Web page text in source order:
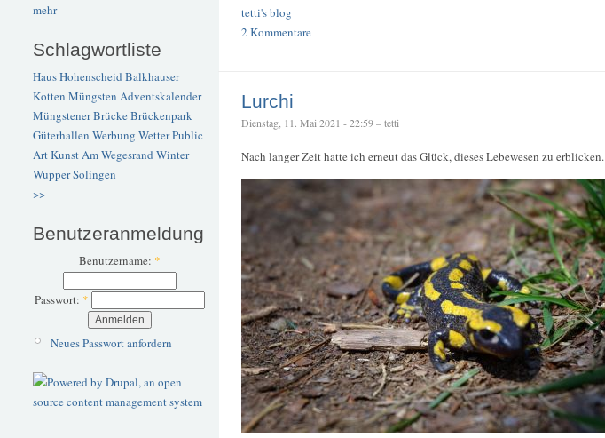
mehr
Schlagwortliste
Haus Hohenscheid Balkhauser
Kotten Müngsten Adventskalender
Müngstener BrückeBrückenpark
Güterhallen Werbung WetterPublic
ArtKunstAm Wegesrand Winter
WupperSolingen
>>
Benutzeranmeldung
Benutzername: *
Passwort: *
Neues Passwort anfordern
tetti's blog
2 Kommentare
Lurchi
Dienstag, 11. Mai 2021 - 22:59 – tetti
Nach langer Zeit hatte ich erneut das Glück, dieses Lebewesen zu erblicken.